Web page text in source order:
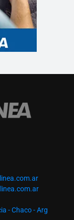
- Chaco - Arg